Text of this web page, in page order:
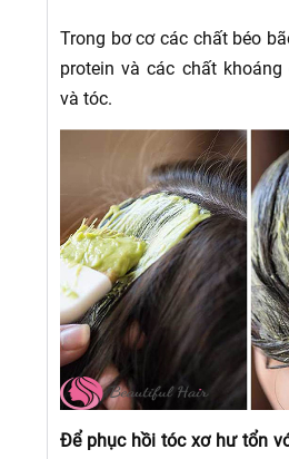
Trong bơ cơ các chất béo
protein và các chất
và tóc.
Để phục hồi tóc xơ hư tổn